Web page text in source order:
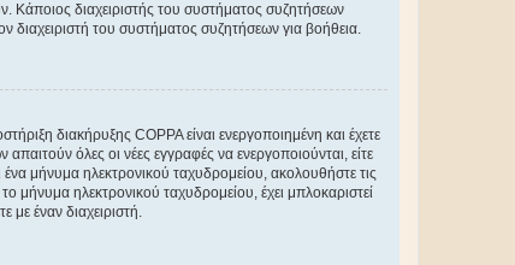
Κάποιος διαχειριστής του συστήματος συζητήσεων
διαχειριστή του συστήματος συζητήσεων για βοήθεια.
διακήρυξης COPPA είναι ενεργοποιημένη και έχετε
όλες οι νέες εγγραφές να ενεργοποιούνται, είτε
μήνυμα ηλεκτρονικού ταχυδρομείου, ακολουθήστε τις
μήνυμα ηλεκτρονικού ταχυδρομείου, έχει μπλοκαριστεί
έναν διαχειριστή.